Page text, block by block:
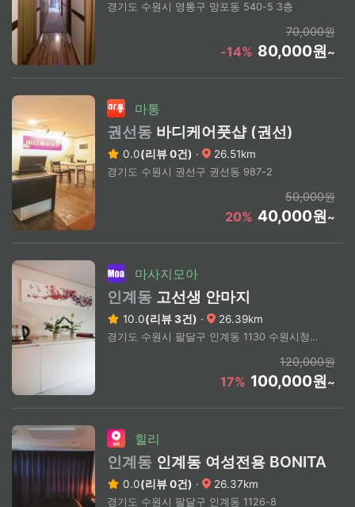
경기도 수원시 영통구 망포동 540-5 3층
70,000원
-14% 80,000원~
마통
권선동 바디케어풋샵 (권선)
0.0(리뷰 0건) · 26.51km
경기도 수원시 권선구 권선동 987-2
50,000원
20% 40,000원~
마사지모아
인계동 고선생 안마지
10.0(리뷰 3건) · 26.39km
경기도 수원시 팔달구 인계동 1130 수원시청역 2번 출구 도보 3분
120,000원
17% 100,000원~
힐리
인계동 인계동 여성전용 BONITA
0.0(리뷰 0건) · 26.37km
경기도 수원시 팔달구 인계동 1126-8